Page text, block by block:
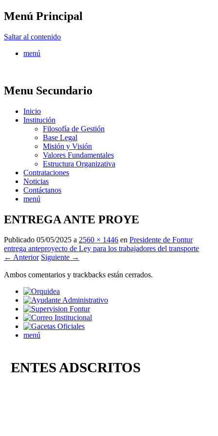
Menú Principal
Saltar al contenido
menú
Menu Secundario
Inicio
Institución
Filosofía de Gestión
Base Legal
Misión y Visión
Valores Fundamentales
Estructura Organizativa
Contrataciones
Noticias
Contáctanos
menú
ENTREGA ANTE PROYE
Publicado 05/05/2025 a 2560 × 1446 en Presidente de Fontur
entrega anteproyecto de Ley para los trabajadores del transporte
← Anterior Siguiente →
Ambos comentarios y trackbacks están cerrados.
menú
ENTES ADSCRITOS